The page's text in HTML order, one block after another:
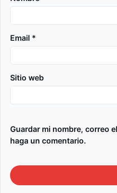
Email *
Sitio web
Guardar mi nombre, correo
haga un comentario.